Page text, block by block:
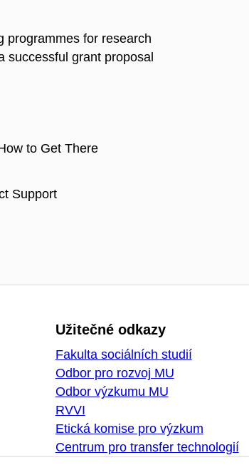
programmes for research
successful grant proposal
to Get There
Support
Užitečné odkazy
Fakulta sociálních studií
Odbor pro rozvoj MU
Odbor výzkumu MU
RVVI
Etická komise pro výzkum
Centrum pro transfer technologií